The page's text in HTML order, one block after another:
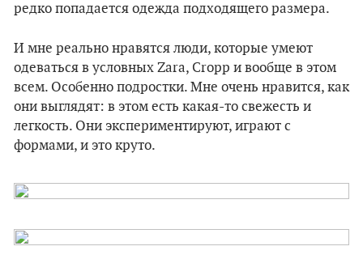
редко попадается одежда подходящего размера.
И мне реально нравятся люди, которые умеют
одеваться в условных Zara, Cropp и вообще в этом
всем. Особенно подростки. Мне очень нравится, как
они выглядят: в этом есть какая-то свежесть и
легкость. Они экспериментируют, играют с
формами, и это круто.